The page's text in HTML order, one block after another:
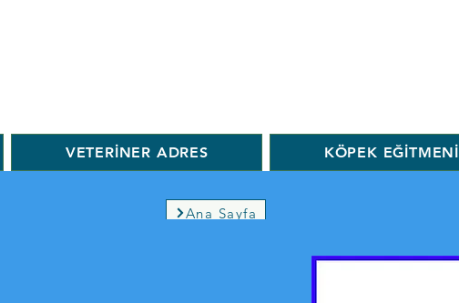
VETERİNER ADRES KÖPEK EĞİTMENİ
Ana Sayfa